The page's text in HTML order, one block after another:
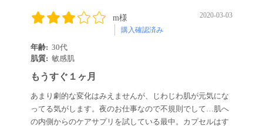
m様
購入確認済み
2020-03-03
年齢: 30代
肌質: 敏感肌
もうすぐ１ヶ月
あまり劇的な変化はみえませんが、じわじわ肌が元気にな
ってる気がします。夜のお仕事なので不規則でして…肌へ
の内側からのケアサプリを試している最中。カプセルはす